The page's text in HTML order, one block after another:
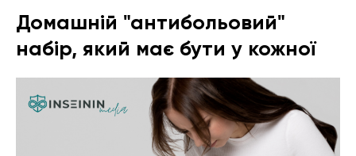
Домашній "антибольовий"
набір, який має бути у кожної